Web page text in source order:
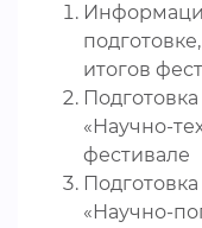
итогов
«Научно-
фестивале
«Научно-